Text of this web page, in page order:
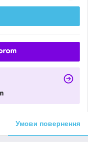
Умови повернення